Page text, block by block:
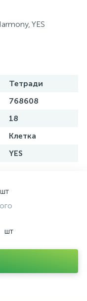
YES
Тетради
768608
18
Клетка
YES
шт